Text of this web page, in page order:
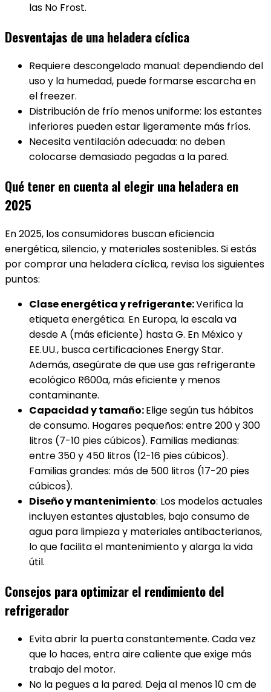
las No Frost.
Desventajas de una heladera cíclica
Requiere descongelado manual: dependiendo del
uso y la humedad, puede formarse escarcha en
el freezer.
Distribución de frío menos uniforme: los estantes
inferiores pueden estar ligeramente más fríos.
Necesita ventilación adecuada: no deben
colocarse demasiado pegadas a la pared.
Qué tener en cuenta al elegir una heladera en
2025
En 2025, los consumidores buscan eficiencia
energética, silencio, y materiales sostenibles. Si estás
por comprar una heladera cíclica, revisa los siguientes
puntos:
Clase energética y refrigerante:Verifica la
etiqueta energética. En Europa, la escala va
desde A (más eficiente) hasta G. En México y
EE.UU., busca certificaciones Energy Star.
Además, asegúrate de que use gas refrigerante
ecológico R600a, más eficiente y menos
contaminante.
Capacidad y tamaño:Elige según tus hábitos
de consumo. Hogares pequeños: entre 200 y 300
litros (7-10 pies cúbicos). Familias medianas:
entre 350 y 450 litros (12-16 pies cúbicos).
Familias grandes: más de 500 litros (17-20 pies
cúbicos).
Diseño y mantenimiento: Los modelos actuales
incluyen estantes ajustables, bajo consumo de
agua para limpieza y materiales antibacterianos,
lo que facilita el mantenimiento y alarga la vida
útil.
Consejos para optimizar el rendimiento del
refrigerador
Evita abrir la puerta constantemente. Cada vez
que lo haces, entra aire caliente que exige más
trabajo del motor.
No la pegues a la pared. Deja al menos 10 cm de